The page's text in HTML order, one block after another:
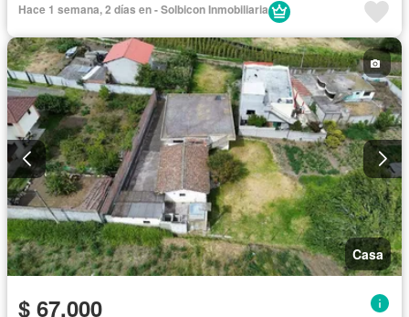
Hace 1 semana, 2 días en - Solbicon Inmobiliaria
Casa
$ 67.000